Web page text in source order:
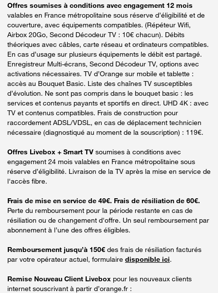
Offres soumises à conditions avec engagement 12 mois
valables en France métropolitaine sous réserve d’éligibilité et de
couverture, avec équipements compatibles. (Répéteur Wifi,
Airbox 20Go, Second Décodeur TV : 10€ chacun). Débits
théoriques avec câbles, carte réseau et ordinateurs compatibles.
En cas d’usage sur plusieurs équipements le débit est partagé.
Enregistreur Multi-écrans, Second Décodeur TV, options avec
activations nécessaires. TV d’Orange sur mobile et tablette :
accès au Bouquet Basic. Liste des chaînes TV susceptibles
d’évolution. Ne sont pas compris dans le bouquet basic : les
services et contenus payants et sportifs en direct. UHD 4K : avec
TV et contenus compatibles. Frais de construction pour
raccordement ADSL/VDSL, en cas de déplacement technicien
nécessaire (diagnostiqué au moment de la souscription) : 119€.
Offres Livebox + Smart TV soumises à conditions avec
engagement 24 mois valables en France métropolitaine sous
réserve d’éligibilité. Livraison de la TV après la mise en service de
l'accès fibre.
Frais de mise en service de 49€. Frais de résiliation de 60€.
Perte du remboursement pour la période restante en cas de
résiliation ou de changement d'offre. Un seul remboursement par
abonnement à l’une des offres éligibles.
Remboursement jusqu’à 150€ des frais de résiliation facturés
par votre opérateur actuel, formulaire disponible ici.
Remise Nouveau Client Livebox pour les nouveaux clients
internet souscrivant à partir d’orange.fr :